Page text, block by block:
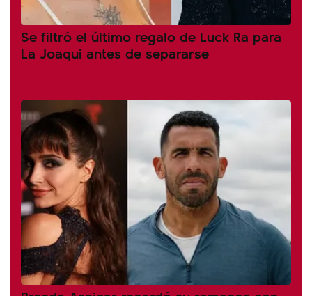
Se filtró el último regalo de Luck Ra para
La Joaqui antes de separarse